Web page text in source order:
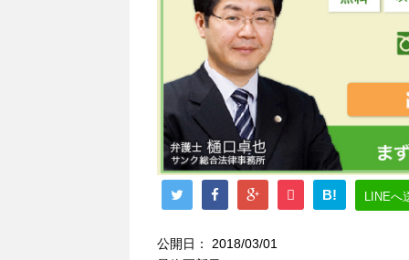
B! LINEへ
公開日： 2018/03/01